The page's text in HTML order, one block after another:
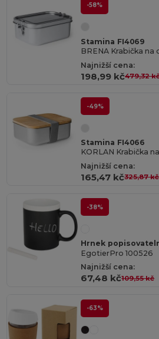
-58%
Stamina FI4069
Najnižší cena:
198,99 kč479,32
-49%
Stamina FI4066
Najnižší cena:
165,47 kč325,87 kč
-38%
Hrnek
EgotierPro 100526
Najnižší cena:
67,48 kč109,55 kč
-63%